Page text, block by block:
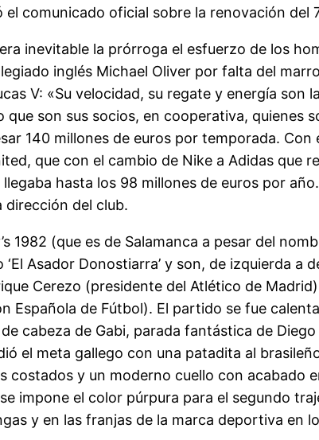
el comunicado oficial sobre la renovación
inevitable la prórroga el esfuerzo de los
inglés Michael Oliver por falta del
V: «Su velocidad, su regate y energía
son sus socios, en cooperativa, quienes
140 millones de euros por temporada.
que con el cambio de Nike a Adidas que
hasta los 98 millones de euros por
del club.
1982 (que es de Salamanca a pesar del
Asador Donostiarra’ y son, de izquierda
Cerezo (presidente del Atlético de
Española de Fútbol). El partido se fue
cabeza de Gabi, parada fantástica de
el meta gallego con una patadita al
costados y un moderno cuello con
impone el color púrpura para el segundo
y en las franjas de la marca deportiva en